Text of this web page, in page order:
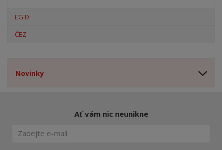
EG.D
ČEZ
Novinky
Ať vám nic neunikne